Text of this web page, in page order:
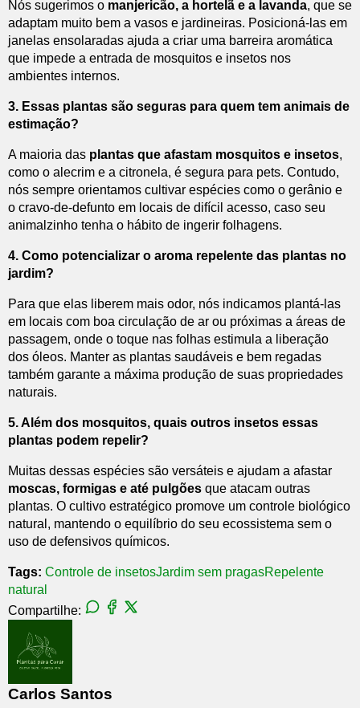
Nós sugerimos o manjericão, a hortelã e a lavanda, que se
adaptam muito bem a vasos e jardineiras. Posicioná-las em
janelas ensolaradas ajuda a criar uma barreira aromática
que impede a entrada de mosquitos e insetos nos
ambientes internos.
3. Essas plantas são seguras para quem tem animais de
estimação?
A maioria das plantas que afastam mosquitos e insetos,
como o alecrim e a citronela, é segura para pets. Contudo,
nós sempre orientamos cultivar espécies como o gerânio e
o cravo-de-defunto em locais de difícil acesso, caso seu
animalzinho tenha o hábito de ingerir folhagens.
4. Como potencializar o aroma repelente das plantas no
jardim?
Para que elas liberem mais odor, nós indicamos plantá-las
em locais com boa circulação de ar ou próximas a áreas de
passagem, onde o toque nas folhas estimula a liberação
dos óleos. Manter as plantas saudáveis e bem regadas
também garante a máxima produção de suas propriedades
naturais.
5. Além dos mosquitos, quais outros insetos essas
plantas podem repelir?
Muitas dessas espécies são versáteis e ajudam a afastar
moscas, formigas e até pulgões que atacam outras
plantas. O cultivo estratégico promove um controle biológico
natural, mantendo o equilíbrio do seu ecossistema sem o
uso de defensivos químicos.
Tags: Controle de insetosJardim sem pragasRepelente
natural
Compartilhe:
Carlos Santos